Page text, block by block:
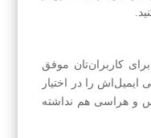
کاربران‌تان موفق
ایمیل‌اش را در اختیار
و هراسی هم نداشته